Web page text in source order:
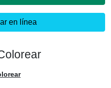
en línea